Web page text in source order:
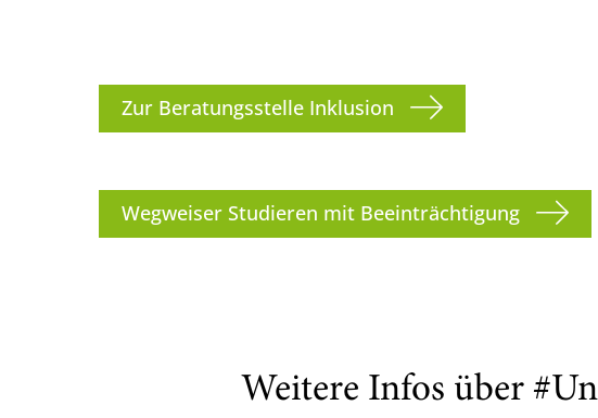
Zur Beratungsstelle Inklusion
Wegweiser Studieren mit Beeinträchtigung
Weitere Infos über